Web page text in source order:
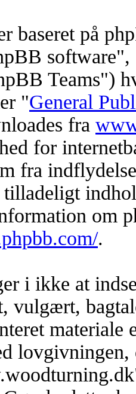
baseret på
Teams")
"General
fra
for
fra
tilladeligt
om
.
i ikke at
vulgært,
materiale